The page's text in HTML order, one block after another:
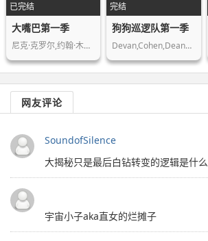
已完结
大嘴巴第一季
尼克·克罗尔,约翰·木兰尼,杰茜·克莱…
完结
狗狗巡逻队第一季
Devan,Cohen,Deanne,Degruijter,Christ…
网友评论
SoundofSilence
大揭秘只是最后白钻转变的逻辑是什么
宇宙小子aka直女的烂摊子